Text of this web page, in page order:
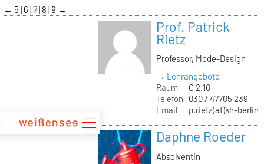
zum
Inhalt
← 5 6 7 8 9 →
Prof. Patrick
Rietz
Professor, Mode-Design
→ Lehrangebote
Raum
C 2.10
Telefon
030 / 47705 239
Email
p.rietz(at)kh-
Daphne Roeder
Absolventin